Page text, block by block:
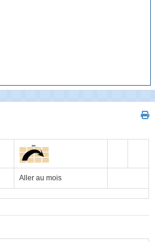
Aller au mois